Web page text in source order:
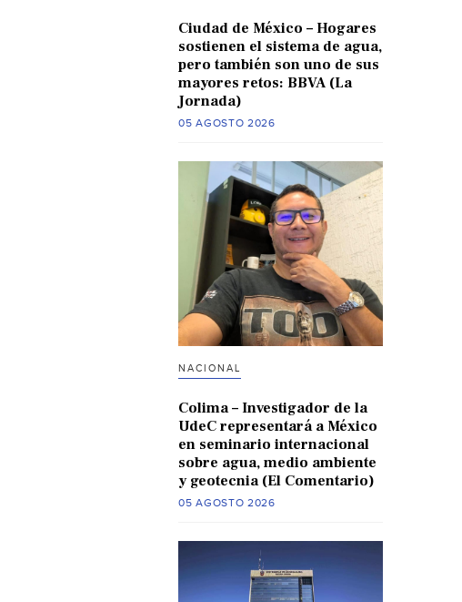
Ciudad de México – Hogares
sostienen el sistema de agua,
pero también son uno de sus
mayores retos: BBVA (La
Jornada)
05 AGOSTO 2026
NACIONAL
Colima – Investigador de la
UdeC representará a México
en seminario internacional
sobre agua, medio ambiente
y geotecnia (El Comentario)
05 AGOSTO 2026